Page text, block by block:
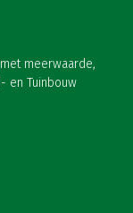
meerwaarde,
en Tuinbouw